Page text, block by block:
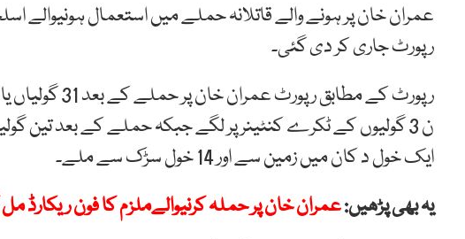
رپورٹ جاری کر دی گئی۔
رپورٹ کے
ن 3 گولیوں کے ٹکرے کنٹینر پر لگے جبکہ حملے کے بعد تین
ایک خول د کان میں زمین سے اور 14 خول سڑک سے ملے۔
یہ بھی پڑھیں:عمران خان پر حملہ کرنیوالےملزم کا فون ریکارڈ